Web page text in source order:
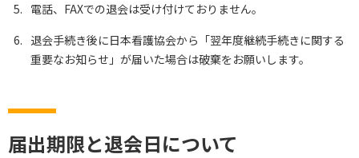
電話、FAXでの退会は受け付けておりません。
退会手続き後に日本看護協会から「翌年度継続手続きに関する
重要なお知らせ」が届いた場合は破棄をお願いします。
届出期限と退会日について